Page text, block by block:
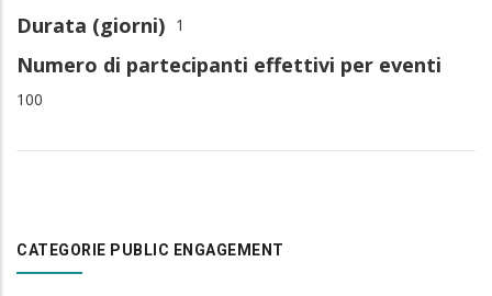
Durata (giorni) 1
Numero di partecipanti effettivi per eventi
100
CATEGORIE PUBLIC ENGAGEMENT